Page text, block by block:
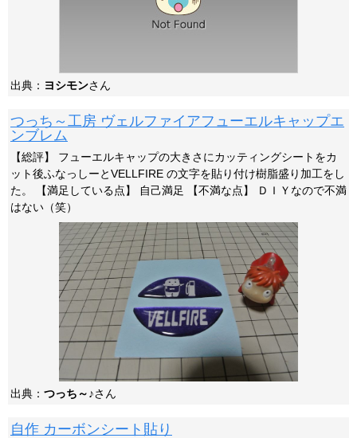
出典： ヨシモンさん
つっち～工房 ヴェルファイアフューエルキャップエ
ンブレム
【総評】 フューエルキャップの大きさにカッティングシートをカ
ット後ふなっしーとVELLFIRE の文字を貼り付け樹脂盛り加工をし
た。 【満足している点】 自己満足 【不満な点】 ＤＩＹなので不満
はない（笑）
出典： つっち～♪さん
自作 カーボンシート貼り